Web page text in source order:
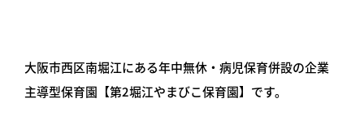
大阪市西区南堀江にある年中無休・病児保育併設の企業
主導型保育園【第2堀江やまびこ保育園】です。